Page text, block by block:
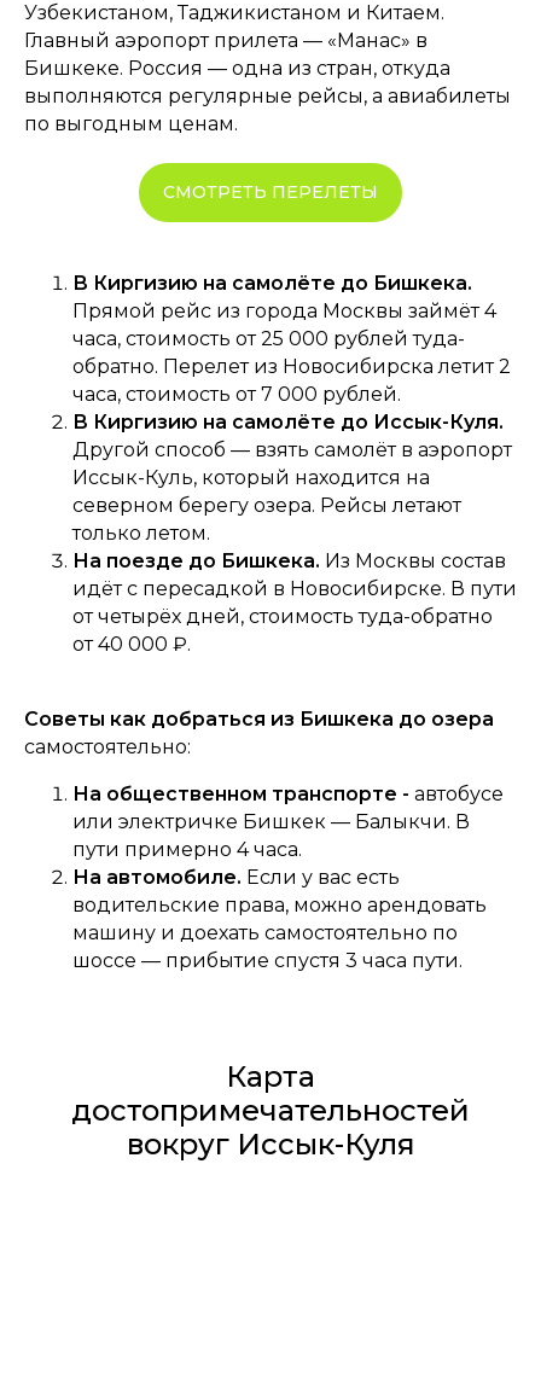
Узбекистаном, Таджикистаном и Китаем.
Главный аэропорт прилета — «Манас» в
Бишкеке. Россия — одна из стран, откуда
выполняются регулярные рейсы, а авиабилеты
по выгодным ценам.
СМОТРЕТЬ ПЕРЕЛЕТЫ
В Киргизию на самолёте до Бишкека.
Прямой рейс из города Москвы займёт 4
часа, стоимость от 25 000 рублей туда-
обратно. Перелет из Новосибирска летит 2
часа, стоимость от 7 000 рублей.
В Киргизию на самолёте до Иссык-Куля.
Другой способ — взять самолёт в аэропорт
Иссык-Куль, который находится на
северном берегу озера. Рейсы летают
только летом.
На поезде до Бишкека. Из Москвы состав
идёт с пересадкой в Новосибирске. В пути
от четырёх дней, стоимость туда-обратно
от 40 000 ₽.
Советы как добраться из Бишкека до озера
самостоятельно:
На общественном транспорте - автобусе
или электричке Бишкек — Балыкчи. В
пути примерно 4 часа.
На автомобиле. Если у вас есть
водительские права, можно арендовать
машину и доехать самостоятельно по
шоссе — прибытие спустя 3 часа пути.
Карта
достопримечательностей
вокруг Иссык-Куля